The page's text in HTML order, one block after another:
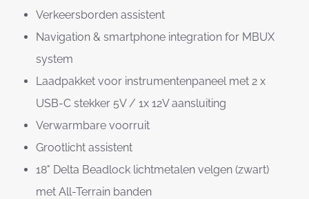
Verkeersborden assistent
Navigation & smartphone integration for MBUX
system
Laadpakket voor instrumentenpaneel met 2 x
USB-C stekker 5V / 1x 12V aansluiting
Verwarmbare voorruit
Grootlicht assistent
18" Delta Beadlock lichtmetalen velgen (zwart)
met All-Terrain banden